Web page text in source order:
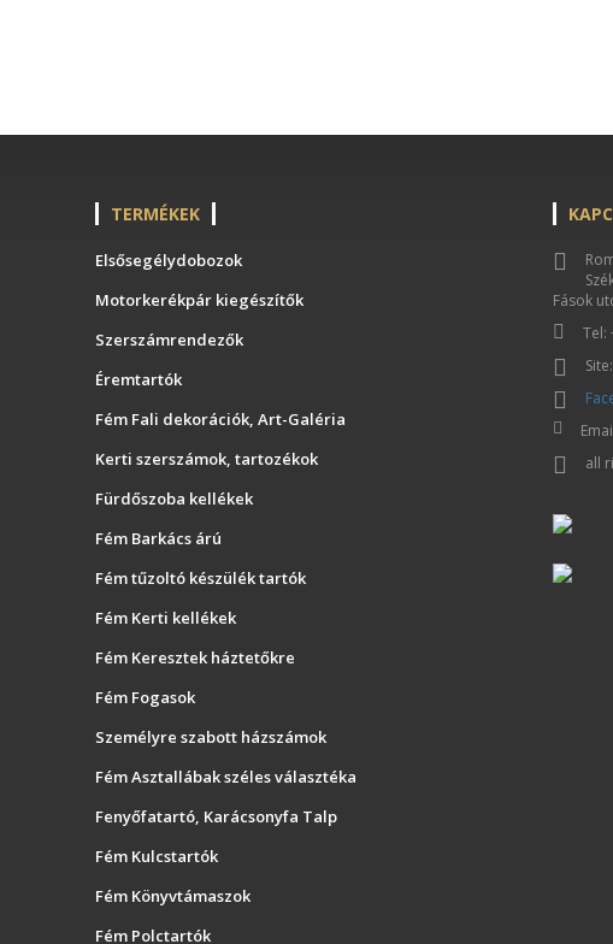
TERMÉKEK
Elsősegélydobozok
Motorkerékpár kiegészítők
Szerszámrendezők
Éremtartók
Fém Fali dekorációk, Art-Galéria
Kerti szerszámok, tartozékok
Fürdőszoba kellékek
Fém Barkács árú
Fém tűzoltó készülék tartók
Fém Kerti kellékek
Fém Keresztek háztetőkre
Fém Fogasok
Személyre szabott házszámok
Fém Asztallábak széles választéka
Fenyőfatartó, Karácsonyfa Talp
Fém Kulcstartók
Fém Könyvtámaszok
Fém Polctartók
Fások
Tel:
all